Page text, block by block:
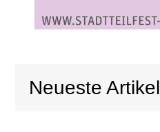
Neueste Artikel